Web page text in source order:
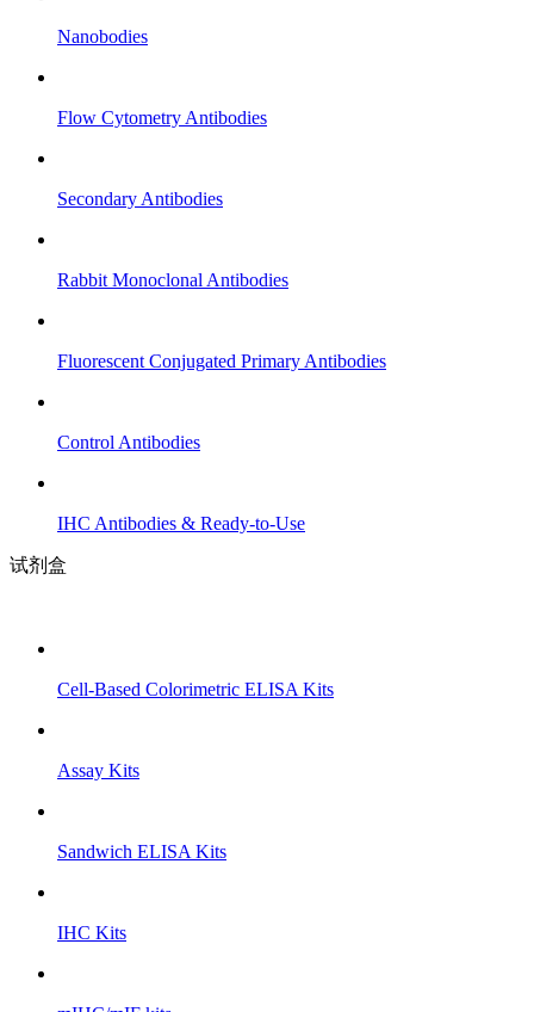
Nanobodies
Flow Cytometry Antibodies
Secondary Antibodies
Rabbit Monoclonal Antibodies
Fluorescent Conjugated Primary Antibodies
Control Antibodies
IHC Antibodies & Ready-to-Use
试剂盒
Cell-Based Colorimetric ELISA Kits
Assay Kits
Sandwich ELISA Kits
IHC Kits